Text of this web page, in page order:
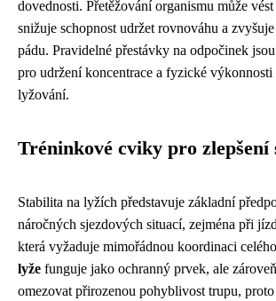
dovednosti. Přetěžování organismu může
snižuje schopnost udržet rovnováhu a
pádu. Pravidelné přestávky na odpočinek
pro udržení koncentrace a fyzické výkonnosti
lyžování.
Tréninkové cviky pro
Stabilita na lyžích představuje základní
náročných sjezdových situací, zejména při
která vyžaduje mimořádnou koordinaci
lyže funguje jako ochranný prvek, ale
omezovat přirozenou pohyblivost trupu,